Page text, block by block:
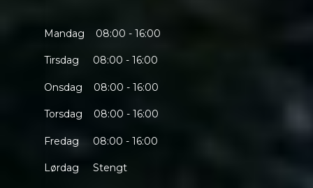
Mandag 08:00 - 16:00
Tirsdag 08:00 - 16:00
Onsdag 08:00 - 16:00
Torsdag 08:00 - 16:00
Fredag 08:00 - 16:00
Lørdag Stengt